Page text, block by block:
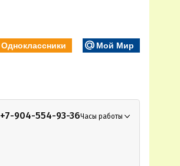
Одноклассники Мой Мир
+7-904-554-93-36Часы работы